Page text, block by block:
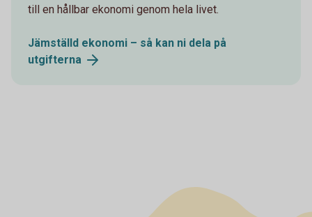
till en hållbar ekonomi genom hela livet.
Jämställd ekonomi – så kan ni dela på
utgifterna